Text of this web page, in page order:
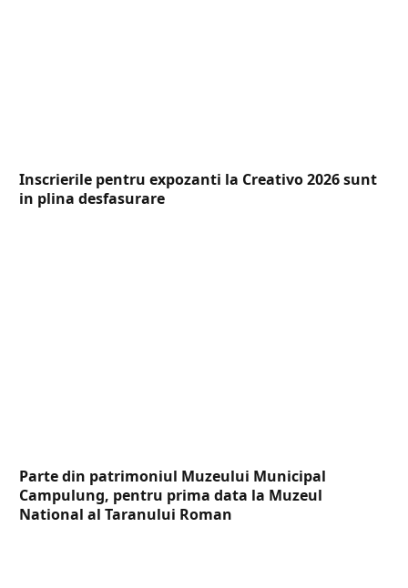
Inscrierile pentru expozanti la Creativo 2026 sunt
in plina desfasurare
Parte din patrimoniul Muzeului Municipal
Campulung, pentru prima data la Muzeul
National al Taranului Roman